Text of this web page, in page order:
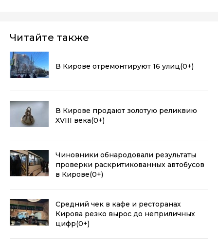
Читайте также
В Кирове отремонтируют 16 улиц(0+)
В Кирове продают золотую реликвию
XVIII века(0+)
Чиновники обнародовали результаты
проверки раскритикованных автобусов
в Кирове(0+)
Средний чек в кафе и ресторанах
Кирова резко вырос до неприличных
цифр(0+)